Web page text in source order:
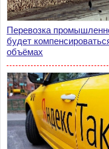
Перевозка
будет
объёмах